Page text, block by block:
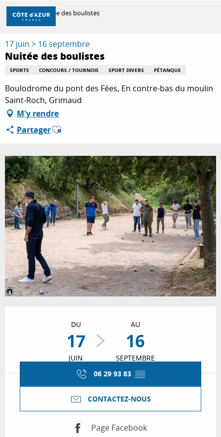
Aller
contenu
principal
DÉCOUVRIR
À FAIRE
SÉJOURNER
Accueil Nuitée des boulistes
17 juin > 16 septembre
Nuitée des boulistes
SPORTS CONCOURS / TOURNOIS SPORT DIVERS PÉTANQUE
Boulodrome du pont des Fées, En contre-bas du moulin
Saint-Roch, Grimaud
M'y rendre
PartagerAjouter aux favoris
DU
17
JUIN
AU
16
SEPTEMBRE
06 29 93 83 ▒▒
CONTACTEZ-NOUS
Page Facebook